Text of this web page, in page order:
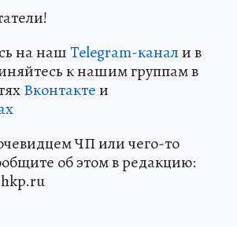
на нашTelegram-канали в
к нашим группам в
Вконтактеи
ЧП или чего-то
об этом в редакцию: